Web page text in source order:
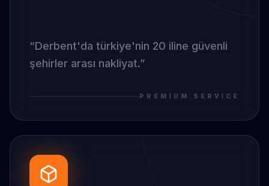
“Derbent'da türkiye'nin 20 iline güvenli
şehirler arası nakliyat.”
PREMIUM SERVICE